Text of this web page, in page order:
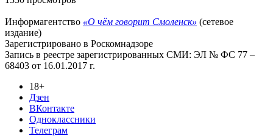
Информагентство «О чём говорит Смоленск» (сетевое
издание)
Зарегистрировано в Роскомнадзоре
Запись в реестре зарегистрированных СМИ: ЭЛ № ФС 77 –
68403 от 16.01.2017 г.
18+
Дзен
ВКонтакте
Одноклассники
Телеграм